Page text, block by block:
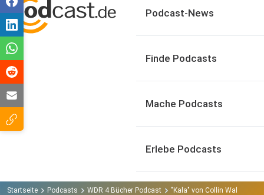
Podcast-News
Finde Podcasts
Mache Podcasts
Erlebe Podcasts
Startseite Podcasts WDR 4 Bücher Podcast "Kala" von Collin Walsh